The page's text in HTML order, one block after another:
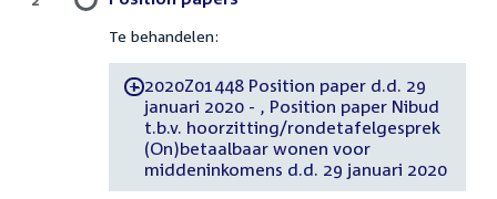
Te behandelen:
-2020Z01448 Position paper d.d. 29
januari 2020 - , Position paper Nibud
t.b.v. hoorzitting/rondetafelgesprek
(On)betaalbaar wonen voor
middeninkomens d.d. 29 januari 2020